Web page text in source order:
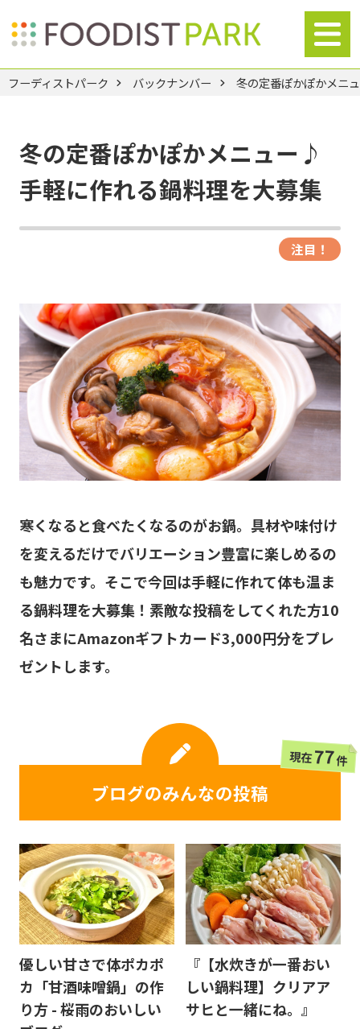
フーディストパーク バックナンバー 冬の定番ぽかぽかメニ
冬の定番ぽかぽかメニュー♪
手軽に作れる鍋料理を大募集
注目！
寒くなると食べたくなるのがお鍋。具材や味付け
を変えるだけでバリエーション豊富に楽しめるの
も魅力です。そこで今回は手軽に作れて体も温ま
る鍋料理を大募集！素敵な投稿をしてくれた方10
名さまにAmazonギフトカード3,000円分をプレ
ゼントします。
ブログのみんなの投稿
現在77件
優しい甘さで体ポカポ
カ「甘酒味噌鍋」の作
り方 - 桜雨のおいしい
『【水炊きが一番おい
しい鍋料理】クリアア
サヒと一緒にね。』